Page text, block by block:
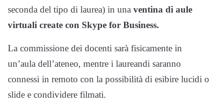
seconda del tipo di laurea) in una ventina di aule
virtuali create con Skype for Business.
La commissione dei docenti sarà fisicamente in
un’aula dell’ateneo, mentre i laureandi saranno
connessi in remoto con la possibilità di esibire lucidi o
slide e condividere filmati.